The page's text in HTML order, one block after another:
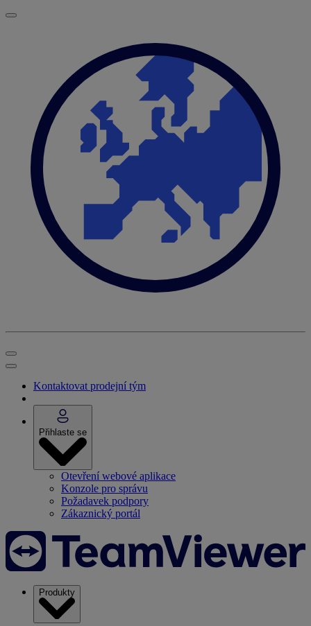
Kontaktovat prodejní tým
Přihlaste se
Otevření webové aplikace
Konzole pro správu
Požadavek podpory
Zákaznický portál
Produkty